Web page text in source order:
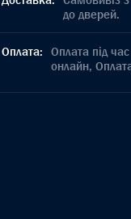
до дверей.
Оплата: Оплата під
онлайн,